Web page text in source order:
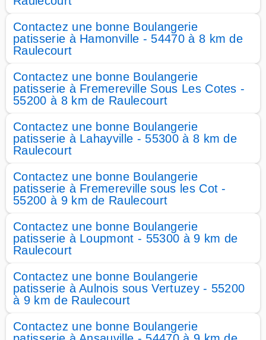
Contactez une bonne Boulangerie
patisserie à Hamonville - 54470 à 8 km de
Raulecourt
Contactez une bonne Boulangerie
patisserie à Fremereville Sous Les Cotes -
55200 à 8 km de Raulecourt
Contactez une bonne Boulangerie
patisserie à Lahayville - 55300 à 8 km de
Raulecourt
Contactez une bonne Boulangerie
patisserie à Fremereville sous les Cot -
55200 à 9 km de Raulecourt
Contactez une bonne Boulangerie
patisserie à Loupmont - 55300 à 9 km de
Raulecourt
Contactez une bonne Boulangerie
patisserie à Aulnois sous Vertuzey - 55200
à 9 km de Raulecourt
Contactez une bonne Boulangerie